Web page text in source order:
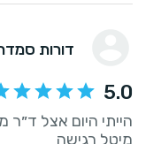
דורות
5.0